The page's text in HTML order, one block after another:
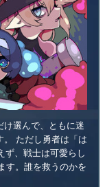
け選んで、ともに迷
ただし勇者は「は
ず、戦士は可愛らし
す。誰を救うのかを